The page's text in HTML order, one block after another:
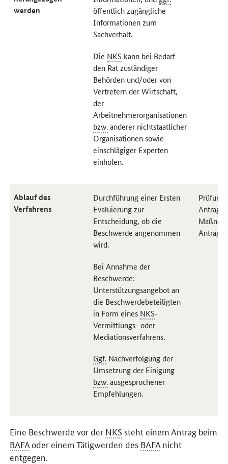
werden
öffentlich zugängliche
Informationen zum
Sachverhalt.
Die NKS kann bei Bedarf
den Rat zuständiger
Behörden und/oder von
Vertretern der Wirtschaft,
der
Arbeitnehmerorganisationen
bzw.anderer nichtstaatlicher
Organisationen sowie
einschlägiger Experten
einholen.
Ablauf des
Verfahrens
Durchführung einer Ersten
Evaluierung zur
Entscheidung, ob die
Beschwerde angenommen
wird.
Bei Annahme der
Beschwerde:
Unterstützungsangebot an
die Beschwerdebeteiligten
in Form eines NKS-
Vermittlungs- oder
Mediationsverfahrens.
Ggf. Nachverfolgung der
Umsetzung der Einigung
bzw.ausgesprochener
Empfehlungen.
Prüfung
Antrags,
Eine Beschwerde vor der NKS steht einem Antrag beim
BAFAoder einem Tätigwerden des BAFAnicht
entgegen.